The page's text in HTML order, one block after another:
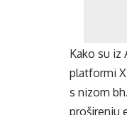
Kako su iz
platformi
s nizom
proširenju